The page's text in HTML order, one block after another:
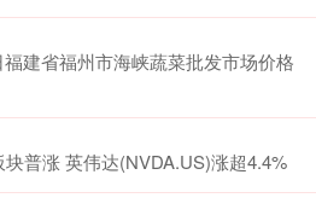
建省福州市海峡蔬菜批发市场价格
普涨 英伟达(NVDA.US)涨超4.4%